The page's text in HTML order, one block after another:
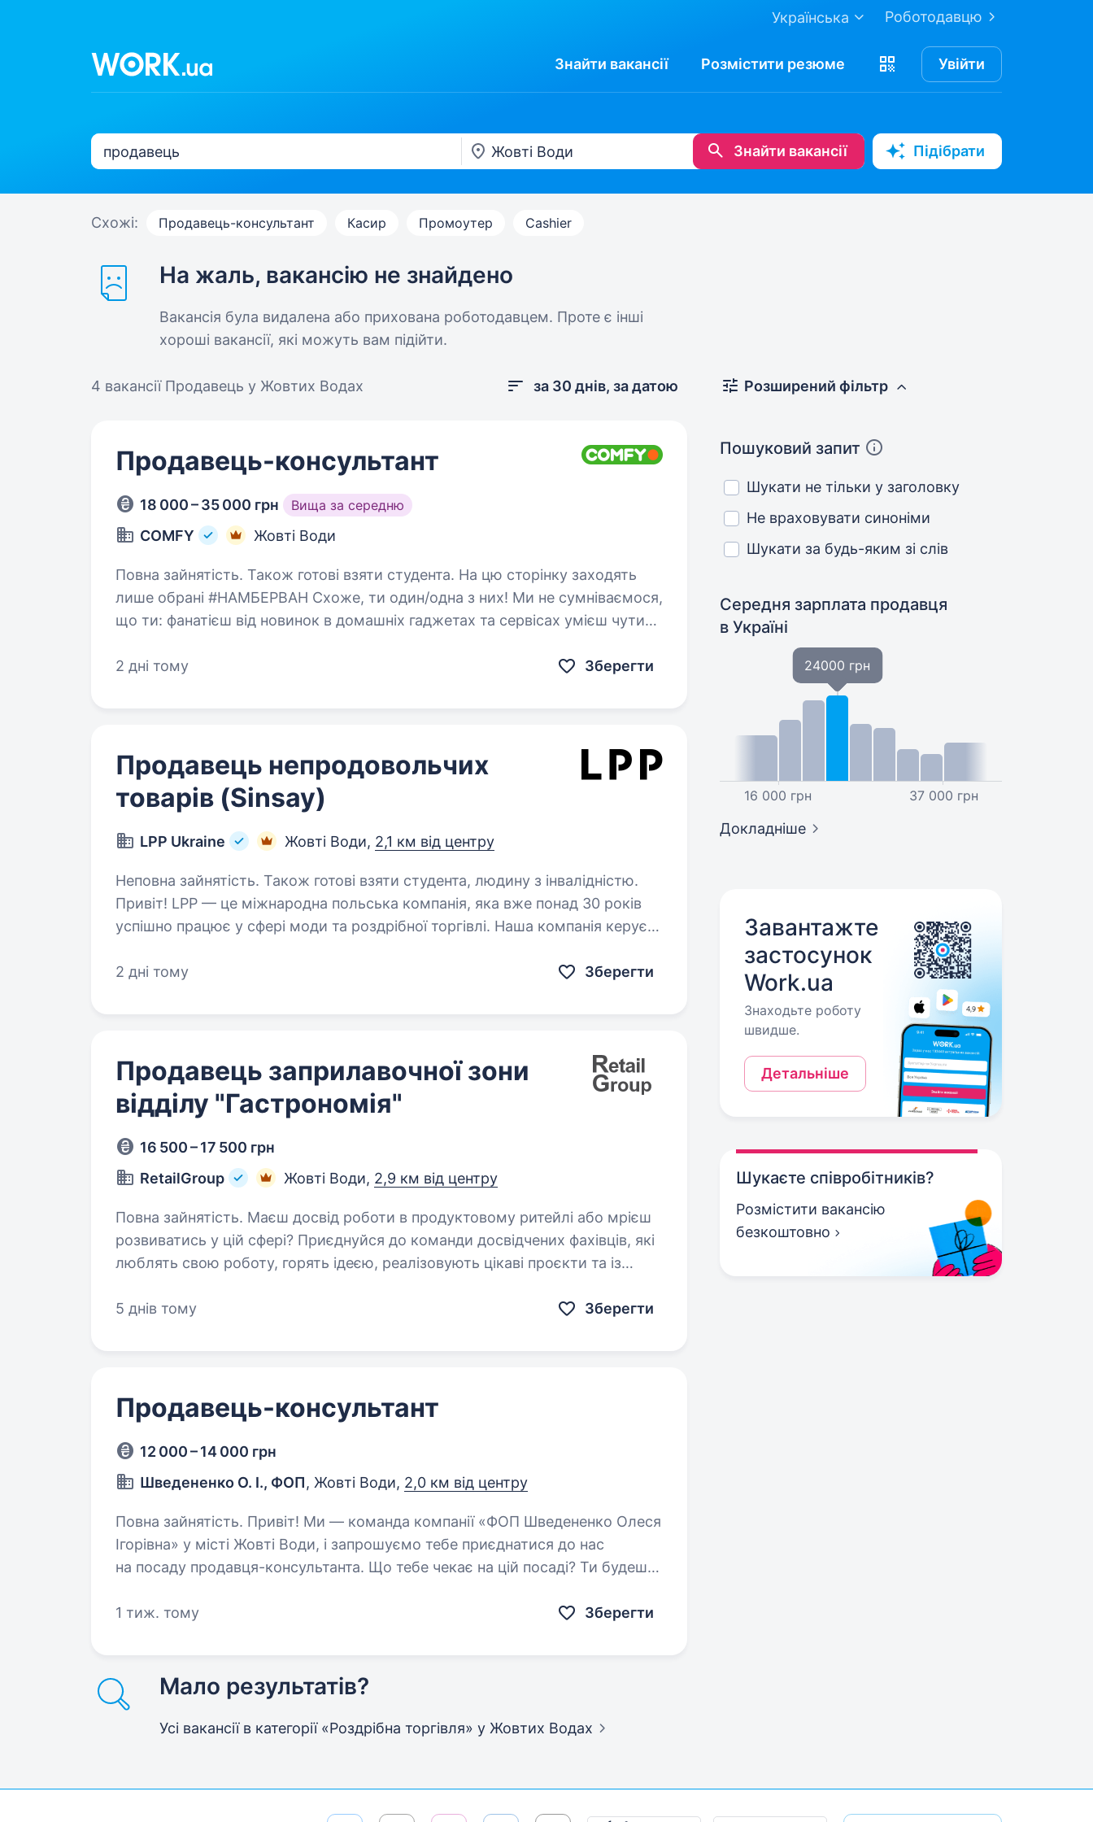
Роботодавцю
Українська
Знайти вакансії Розмістити резюме Увійти
Знайти вакансії Підібрати
Схожі: Продавець-консультант Касир Промоутер Cashier
На жаль, вакансію не знайдено
Вакансія була видалена або прихована роботодавцем. Проте є інші
хороші вакансії, які можуть вам підійти.
4 вакансії Продавець у Жовтих Водах за 30 днів, за датою
Продавець-консультант
18 000 – 35 000 грн Вища за середню
COMFY Жовті Води
Повна зайнятість. Також готові взяти студента. На цю сторінку заходять
лише обрані #НАМБЕРВАН Схоже, ти один/одна з них! Ми не сумніваємося,
що ти: фанатієш від новинок в домашніх гаджетах та сервісах умієш чути
2 дні тому
Зберегти
Продавець непродовольчих
товарів (Sinsay)
LPP Ukraine Жовті Води, 2,1 км від центру
Неповна зайнятість. Також готові взяти студента, людину з інвалідністю.
Привіт! LPP — це міжнародна польська компанія, яка вже понад 30 років
успішно працює у сфері моди та роздрібної торгівлі. Наша компанія керує
2 дні тому
Зберегти
Продавець заприлавочної зони
відділу "Гастрономія"
16 500 – 17 500 грн
RetailGroup
Жовті Води, 2,9 км від центру
Повна зайнятість. Маєш досвід роботи в продуктовому ритейлі або мрієш
розвиватись у цій сфері? Приєднуйся до команди досвідчених фахівців, які
люблять свою роботу, горять ідеєю, реалізовують цікаві проєкти та із
5 днів тому
Зберегти
Продавець-консультант
12 000 – 14 000 грн
Шведененко О. І., ФОП, Жовті Води, 2,0 км від центру
Повна зайнятість. Привіт! Ми — команда компанії «ФОП Шведененко Олеся
Ігорівна» у місті Жовті Води, і запрошуємо тебе приєднатися до нас
на посаду продавця-консультанта. Що тебе чекає на цій посаді? Ти будеш
1 тиж. тому
Зберегти
Мало результатів?
Усі вакансії в категорії «Роздрібна торгівля» у Жовтих Водах
Розширений фільтр
Пошуковий запит
Шукати не тільки у заголовку
Не враховувати синоніми
Шукати за будь-яким зі слів
Середня зарплата продавця
в Україні
16 000 грн
24000 грн
37 000 грн
Докладніше
Завантажте
застосунок
Work.ua
Знаходьте роботу
швидше.
Детальніше
Шукаєте співробітників?
Розмістити вакансію
безкоштовно